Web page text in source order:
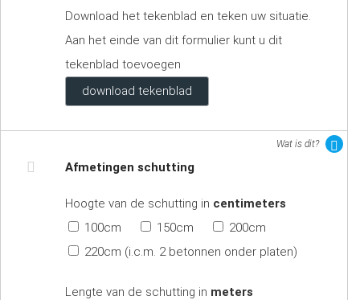
Download het tekenblad en teken uw situatie.
Aan het einde van dit formulier kunt u dit
tekenblad toevoegen
download tekenblad
Wat is dit?
Afmetingen schutting
Hoogte van de schutting in centimeters
100cm
150cm
200cm
220cm (i.c.m. 2 betonnen onder platen)
Lengte van de schutting in meters